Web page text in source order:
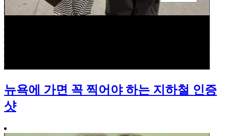
뉴욕에 가면 꼭 찍어야 하는 지하철 인증
샷